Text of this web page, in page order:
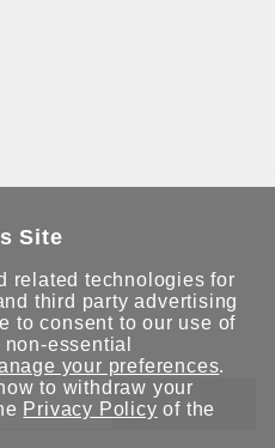
送信
Site
related technologies for
third party advertising
to consent to our use of
essential
your preferences.
to withdraw your
Privacy Policy of the